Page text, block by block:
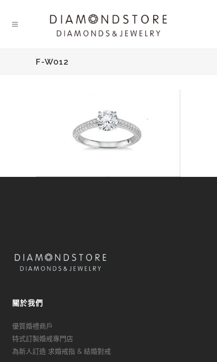
F-W012
關於我們
優質婚禮商戶
特式訂製婚戒專門店
為新人訂造 求婚戒指 & 結婚對戒